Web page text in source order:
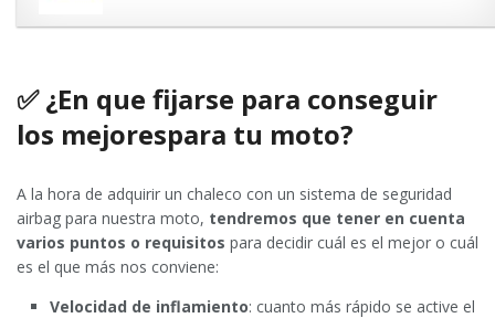
✅ ¿En que fijarse para conseguir
los mejorespara tu moto?
A la hora de adquirir un chaleco con un sistema de seguridad
airbag para nuestra moto, tendremos que tener en cuenta
varios puntos o requisitos para decidir cuál es el mejor o cuál
es el que más nos conviene:
Velocidad de inflamiento: cuanto más rápido se active el